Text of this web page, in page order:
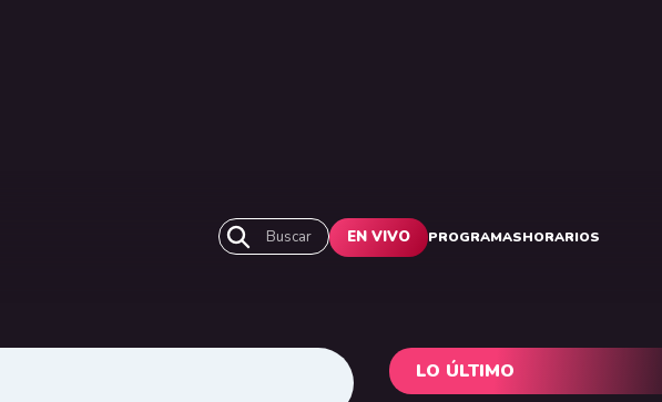
Buscar EN VIVO PROGRAMASHORARIOS
LO ÚLTIMO